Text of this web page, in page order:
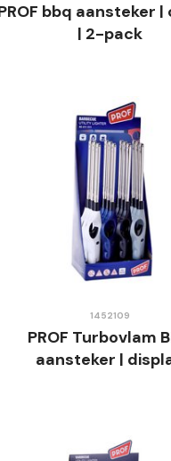
bbq aansteker
| 2-pack
1452109
PROF Turbovlam
aansteker |